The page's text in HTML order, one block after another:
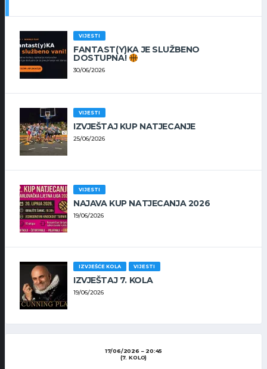
VIJESTI
FANTAST(Y)KA JE SLUŽBENO
DOSTUPNA!
30/06/2026
VIJESTI
IZVJEŠTAJ KUP NATJECANJE
25/06/2026
VIJESTI
NAJAVA KUP NATJECANJA 2026
19/06/2026
IZVJEŠĆE KOLA VIJESTI
IZVJEŠTAJ 7. KOLA
19/06/2026
17/06/2026
20:45
(7. KOLO)